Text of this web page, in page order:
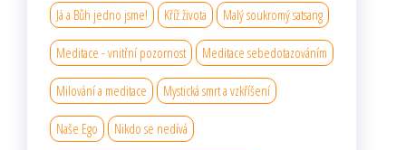
Já a Bůh jedno jsme! Kříž života Malý soukromý satsang
Meditace - vnitřní pozornost Meditace sebedotazováním
Milování a meditace Mystická smrt a vzkříšení
Naše Ego Nikdo se nedívá